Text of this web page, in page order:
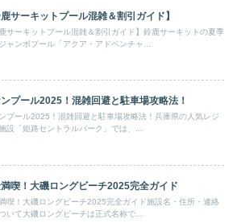
鹿サーキットプール混雑＆割引ガイド】
鹿サーキットプール混雑＆割引ガイド】鈴鹿サーキットの夏季
ャンボプール「アクア・アドベンチャ...
プール2025！混雑回避と駐車場攻略法！
プール2025！混雑回避と駐車場攻略法！兵庫県の人気レジ
設「姫路セントラルパーク」では、...
喫！大磯ロングビーチ2025完全ガイド
喫！大磯ロングビーチ2025完全ガイド施設名・住所・連絡
いて大磯ロングビーチは正式名称で...